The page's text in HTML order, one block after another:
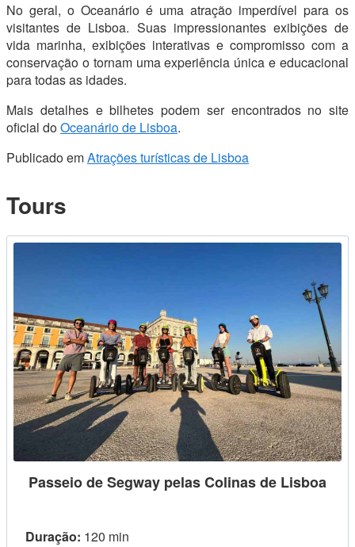
No geral, o Oceanário é uma atração imperdível para os
visitantes de Lisboa. Suas impressionantes exibições de
vida marinha, exibições interativas e compromisso com a
conservação o tornam uma experiência única e educacional
para todas as idades.
Mais detalhes e bilhetes podem ser encontrados no site
oficial doOceanário de Lisboa.
Publicado emAtrações turísticas de Lisboa
Tours
Passeio de Segway pelas Colinas de Lisboa
Duração: 120 min